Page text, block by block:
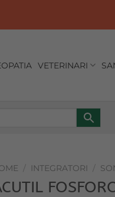
VETERINARI
/ INTEGRATORI /